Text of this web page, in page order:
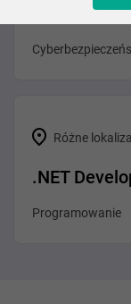
Różne
.NET
Programowanie